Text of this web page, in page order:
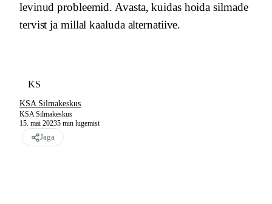
levinud probleemid. Avasta, kuidas hoida silmade
tervist ja millal kaaluda alternatiive.
KS
KSA Silmakeskus
KSA Silmakeskus
15. mai 20235 min lugemist
Jaga